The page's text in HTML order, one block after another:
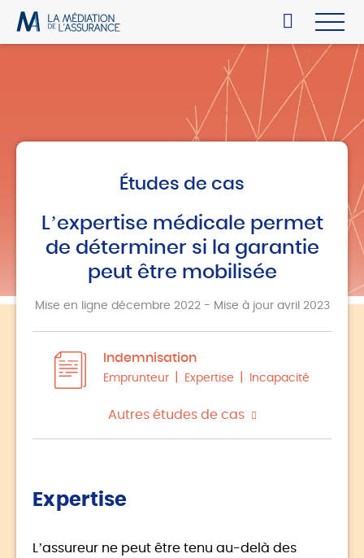
Études de cas
L’expertise médicale permet
de déterminer si la garantie
peut être mobilisée
Mise en ligne décembre 2022 - Mise à jour avril 2023
Indemnisation
Emprunteur Expertise Incapacité
Autres études de cas
Expertise
L’assureur ne peut être tenu au-delà des